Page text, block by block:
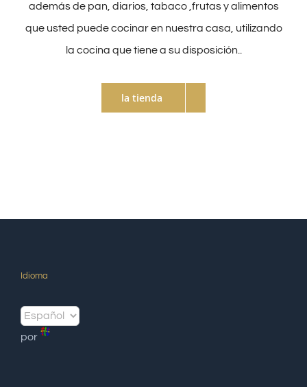
además de pan, diarios, tabaco ,frutas y alimentos
que usted puede cocinar en nuestra casa, utilizando
la cocina que tiene a su disposición..
la tienda
Idioma
por